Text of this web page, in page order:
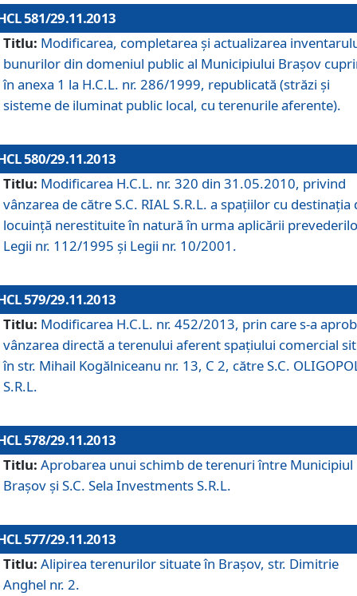
581/29.11.2013
Titlu: Modificarea, completarea şi actualizarea
bunurilor din domeniul public al Municipiului Braşov
în anexa 1 la H.C.L. nr. 286/1999, republicată (străzi şi
sisteme de iluminat public local, cu terenurile aferente).
580/29.11.2013
Titlu: Modificarea H.C.L. nr. 320 din 31.05.2010, privind
vânzarea de către S.C. RIAL S.R.L. a spaţiilor cu destinaţia
locuinţă nerestituite în natură în urma aplicării
Legii nr. 112/1995 şi Legii nr. 10/2001.
579/29.11.2013
Titlu: Modificarea H.C.L. nr. 452/2013, prin care s-a
vânzarea directă a terenului aferent spaţiului comercial
în str. Mihail Kogălniceanu nr. 13, C 2, către S.C.
S.R.L.
578/29.11.2013
Titlu: Aprobarea unui schimb de terenuri între Municipiul
Braşov şi S.C. Sela Investments S.R.L.
577/29.11.2013
Titlu: Alipirea terenurilor situate în Braşov, str. Dimitrie
Anghel nr. 2.